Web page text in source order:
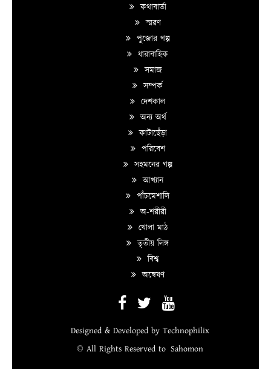
কথাবার্তা
স্মরণ
পুজোর গল্প
ধারাবাহিক
সমাজ
সম্পর্ক
দেশকাল
অন্য অর্থ
কাটাছেঁড়া
পরিবেশ
সহমনের গল্প
আখ্যান
পাঁচমেশালি
অ-শরীরী
খোলা মাঠ
তৃতীয় লিঙ্গ
বিশ্ব
অন্বেষণ
Designed & Developed by Technophilix
© All Rights Reserved to Sahomon